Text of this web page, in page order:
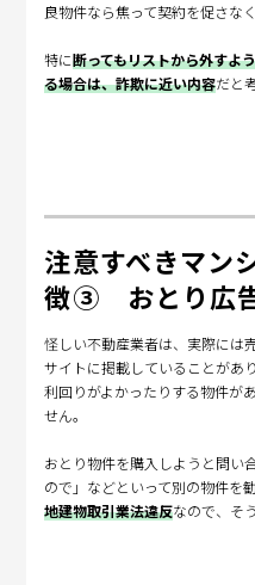
良物件なら焦って契約を促さな
特に断ってもリストから外すよ
る場合は、詐欺に近い内容だと
注意すべきマン
徴③ おとり広
怪しい不動産業者は、実際には
サイトに掲載していることがあ
利回りがよかったりする物件が
せん。
おとり物件を購入しようと問い
ので」などといって別の物件を
地建物取引業法違反なので、そ